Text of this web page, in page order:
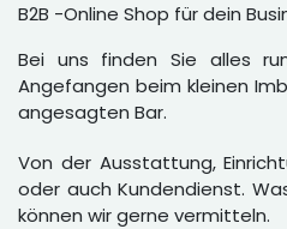
B2B -Online Shop für dein
Bei uns finden Sie alles
Angefangen beim kleinen
angesagten Bar.
Von der Ausstattung,
oder auch Kundendienst.
können wir gerne vermitteln.